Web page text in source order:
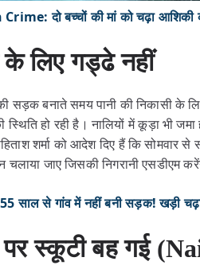
दो बच्चों की मां को चढ़ा आशिकी
के लिए गड्ढे नहीं
सड़क बनाते समय पानी की निकासी के
हो रही है। नालियों में कूड़ा भी
शर्मा को आदेश दिए हैं कि सोमवार
जाए जिसकी निगरानी एसडीएम
साल से गांव में नहीं बनी सड़क! खड़ी
पर स्कूटी बह गई